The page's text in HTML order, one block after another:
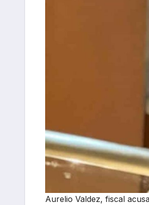
Aurelio Valdez, fiscal